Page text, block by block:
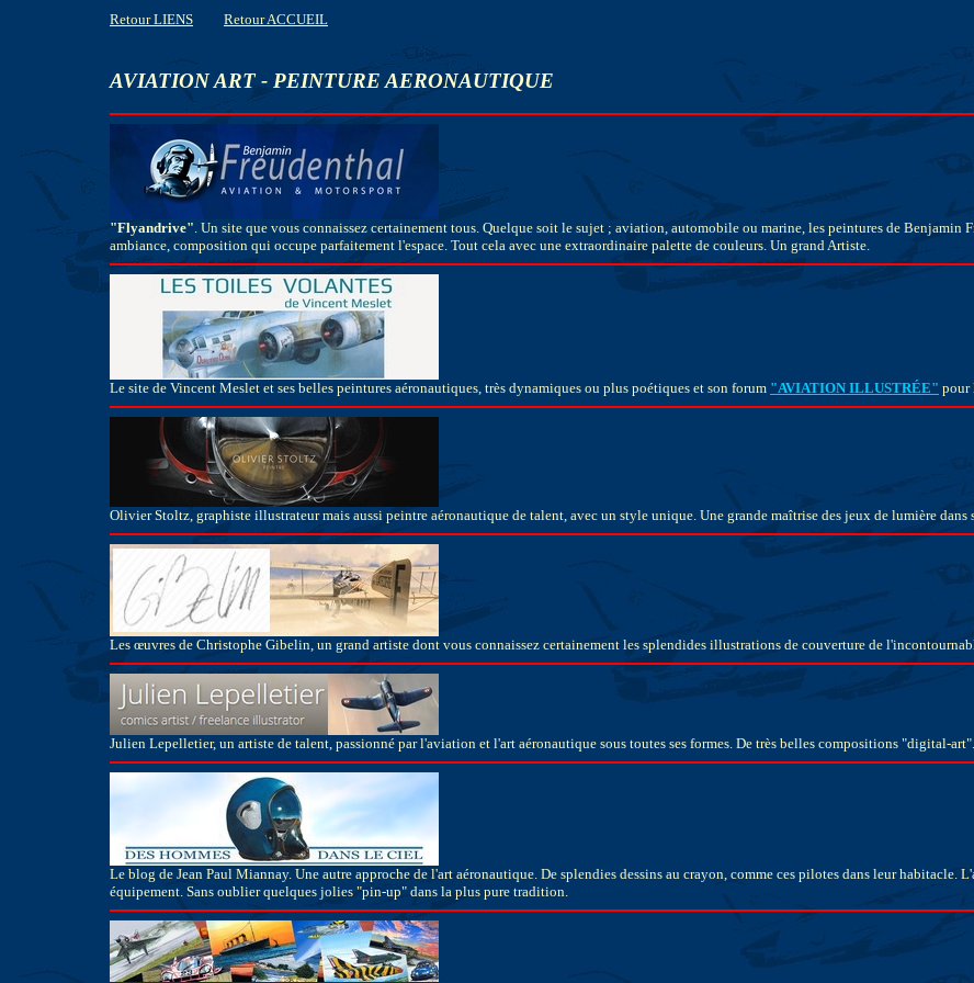
Retour LIENS Retour ACCUEIL
AVIATION ART - PEINTURE AERONAUTIQUE
"Flyandrive". Un site que vous connaissez certainement tous. Quelque soit le sujet ; aviation, automobile ou marine, les peintures de Benjamin
ambiance, composition qui occupe parfaitement l'espace. Tout cela avec une extraordinaire palette de couleurs. Un grand Artiste.
Le site de Vincent Meslet et ses belles peintures aéronautiques, très dynamiques ou plus poétiques et son forum "AVIATION ILLUSTRÉE" pour
Olivier Stoltz, graphiste illustrateur mais aussi peintre aéronautique de talent, avec un style unique. Une grande maîtrise des jeux de lumière dans
Les œuvres de Christophe Gibelin, un grand artiste dont vous connaissez certainement les splendides illustrations de couverture de
Julien Lepelletier, un artiste de talent, passionné par l'aviation et l'art aéronautique sous toutes ses formes. De très belles compositions "digital-art".
Le blog de Jean Paul Miannay. Une autre approche de l'art aéronautique. De splendies dessins au crayon, comme ces pilotes dans leur habitacle.
équipement. Sans oublier quelques jolies "pin-up" dans la plus pure tradition.